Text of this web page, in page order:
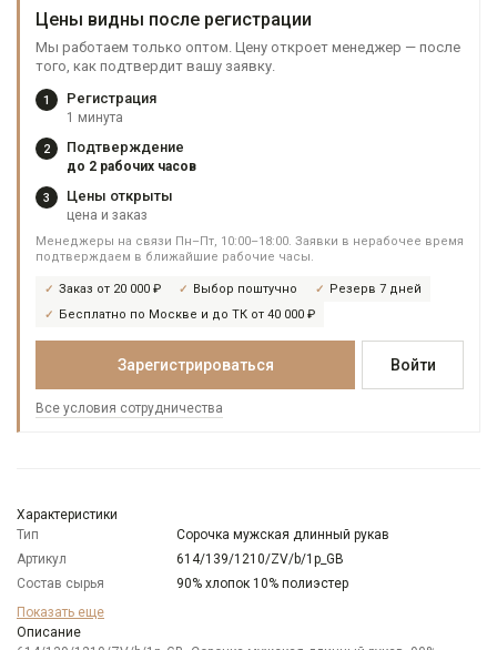
Цены видны после регистрации
Мы работаем только оптом. Цену откроет менеджер — после
того, как подтвердит вашу заявку.
1 Регистрация
1 минута
2 Подтверждение
до 2 рабочих часов
3 Цены открыты
цена и заказ
Менеджеры на связи Пн–Пт, 10:00–18:00. Заявки в нерабочее время
подтверждаем в ближайшие рабочие часы.
Заказ от 20 000 ₽ Выбор поштучно
Резерв 7 дней
Бесплатно по Москве и до ТК от 40 000 ₽
Зарегистрироваться Войти
Все условия сотрудничества
Характеристики
Тип
Сорочка мужская длинный рукав
Артикул
614/139/1210/ZV/b/1p_GB
Состав сырья
90% хлопок 10% полиэстер
Бренд
Модель
Показать еще
Описание